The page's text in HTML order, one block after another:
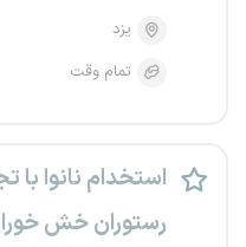
یزد
تمام وقت
استخدام نانوا با
رستوران خش